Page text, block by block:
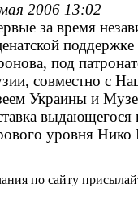
2006 13:02
за время
под
совместно с
Украины и
выдающегося
уровня Нико
по сайту